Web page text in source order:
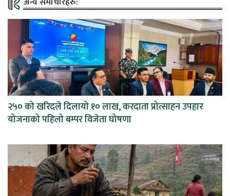
२५० को खरिदले दिलायो १० लाख, करदाता प्रोत्साहन उपहार
योजनाको पहिलो बम्पर विजेता घोषणा